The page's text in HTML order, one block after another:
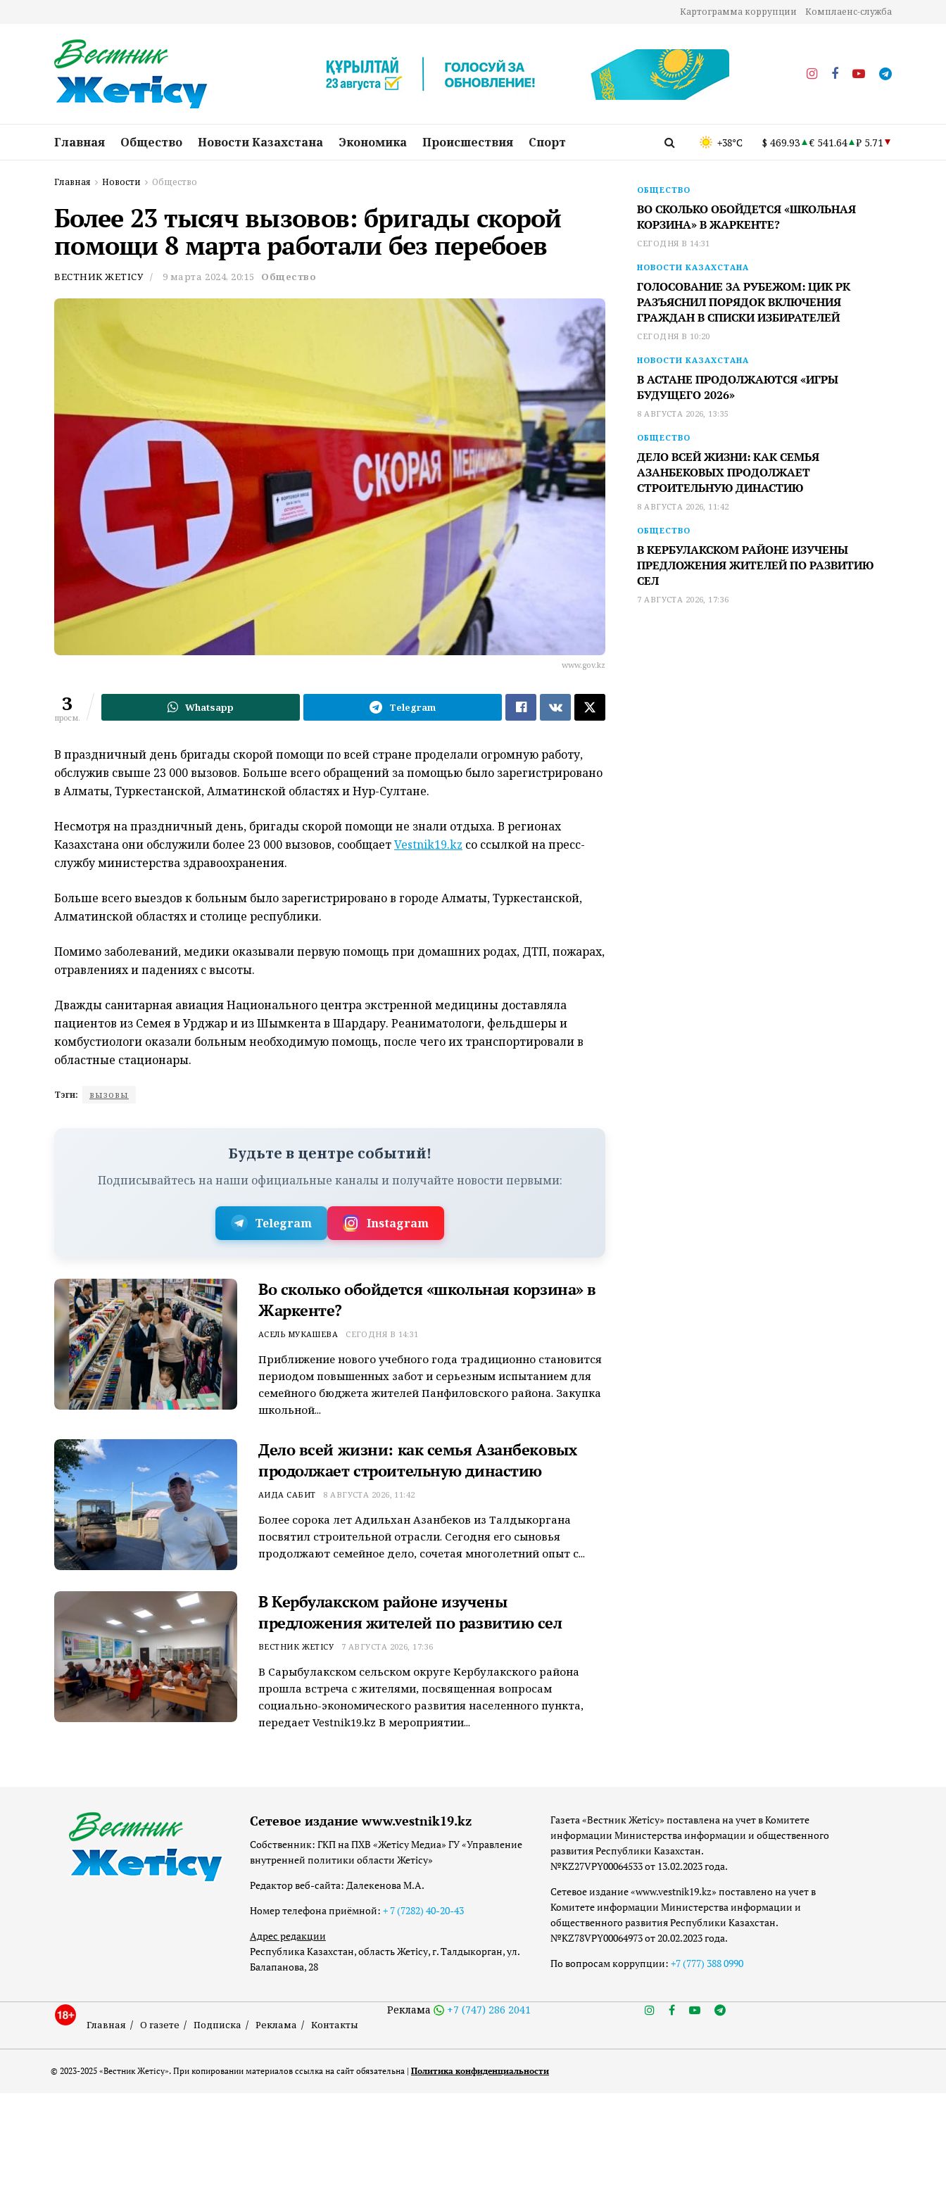
Картограмма коррупции Комплаенс-служба
Главная Общество Новости Казахстана Экономика Происшествия Спорт +38°C $ 469.93 € 541.64 ₽ 5.71
Главная Новости Общество
Более 23 тысяч вызовов: бригады скорой
помощи 8 марта работали без перебоев
ВЕСТНИК ЖЕТІСУ 9 марта 2024, 20:15 Общество
www.gov.kz
3
просм.
Whatsapp Telegram
В праздничный день бригады скорой помощи по всей стране проделали огромную работу,
обслужив свыше 23 000 вызовов. Больше всего обращений за помощью было зарегистрировано
в Алматы, Туркестанской, Алматинской областях и Нур-Султане.
Несмотря на праздничный день, бригады скорой помощи не знали отдыха. В регионах
Казахстана они обслужили более 23 000 вызовов, сообщаетVestnik19.kz со ссылкой на пресс-
службу министерства здравоохранения.
Больше всего выездов к больным было зарегистрировано в городе Алматы, Туркестанской,
Алматинской областях и столице республики.
Помимо заболеваний, медики оказывали первую помощь при домашних родах, ДТП, пожарах,
отравлениях и падениях с высоты.
Дважды санитарная авиация Национального центра экстренной медицины доставляла
пациентов из Семея в Урджар и из Шымкента в Шардару. Реаниматологи, фельдшеры и
комбустиологи оказали больным необходимую помощь, после чего их транспортировали в
областные стационары.
Тэги: вызовы
Будьте в центре событий!
Подписывайтесь на наши официальные каналы и получайте новости первыми:
Telegram Instagram
Во сколько обойдется «школьная корзина» в
Жаркенте?
АСЕЛЬ МУКАШЕВА СЕГОДНЯ В 14:31
Приближение нового учебного года традиционно становится
периодом повышенных забот и серьезным испытанием для
семейного бюджета жителей Панфиловского района. Закупка
школьной...
Дело всей жизни: как семья Азанбековых
продолжает строительную династию
АИДА САБИТ 8 АВГУСТА 2026, 11:42
Более сорока лет Адильхан Азанбеков из Талдыкоргана
посвятил строительной отрасли. Сегодня его сыновья
продолжают семейное дело, сочетая многолетний опыт с...
В Кербулакском районе изучены
предложения жителей по развитию сел
ВЕСТНИК ЖЕТІСУ 7 АВГУСТА 2026, 17:36
В Сарыбулакском сельском округе Кербулакского района
прошла встреча с жителями, посвященная вопросам
социально-экономического развития населенного пункта,
передает Vestnik19.kz В мероприятии...
ОБЩЕСТВО
ВО СКОЛЬКО ОБОЙДЕТСЯ «ШКОЛЬНАЯ
КОРЗИНА» В ЖАРКЕНТЕ?
СЕГОДНЯ В 14:31
НОВОСТИ КАЗАХСТАНА
ГОЛОСОВАНИЕ ЗА РУБЕЖОМ: ЦИК РК
РАЗЪЯСНИЛ ПОРЯДОК ВКЛЮЧЕНИЯ
ГРАЖДАН В СПИСКИ ИЗБИРАТЕЛЕЙ
СЕГОДНЯ В 10:20
НОВОСТИ КАЗАХСТАНА
В АСТАНЕ ПРОДОЛЖАЮТСЯ «ИГРЫ
БУДУЩЕГО 2026»
8 АВГУСТА 2026, 13:35
ОБЩЕСТВО
ДЕЛО ВСЕЙ ЖИЗНИ: КАК СЕМЬЯ
АЗАНБЕКОВЫХ ПРОДОЛЖАЕТ
СТРОИТЕЛЬНУЮ ДИНАСТИЮ
8 АВГУСТА 2026, 11:42
ОБЩЕСТВО
В КЕРБУЛАКСКОМ РАЙОНЕ ИЗУЧЕНЫ
ПРЕДЛОЖЕНИЯ ЖИТЕЛЕЙ ПО РАЗВИТИЮ
СЕЛ
7 АВГУСТА 2026, 17:36
Сетевое издание www.vestnik19.kz
Собственник: ГКП на ПХВ «Жетісу Медиа» ГУ «Управление
внутренней политики области Жетісу»
Редактор веб-сайта: Далекенова М.А.
Номер телефона приёмной: + 7 (7282) 40-20-43
Адрес редакции
Республика Казахстан, область Жетісу, г. Талдыкорган, ул.
Балапанова, 28
Газета «Вестник Жетісу» поставлена на учет в Комитете
информации Министерства информации и общественного
развития Республики Казахстан.
№KZ27VPY00064533 от 13.02.2023 года.
Сетевое издание «www.vestnik19.kz» поставлено на учет в
Комитете информации Министерства информации и
общественного развития Республики Казахстан.
№KZ78VPY00064973 от 20.02.2023 года.
По вопросам коррупции: +7 (777) 388 0990
Главная О газете Подписка Реклама Контакты
Реклама +7 (747) 286 2041
© 2023-2025 «Вестник Жетісу». При копировании материалов ссылка на сайт обязательна | Политика конфиденциальности